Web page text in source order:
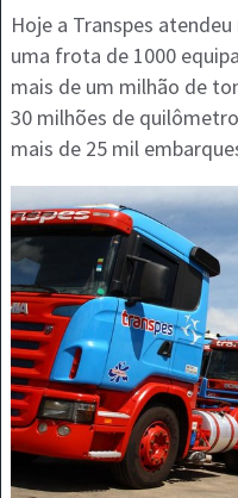
Hoje a Transpes
uma frota de 1000
mais de um milhão de
30 milhões de
mais de 25 mil